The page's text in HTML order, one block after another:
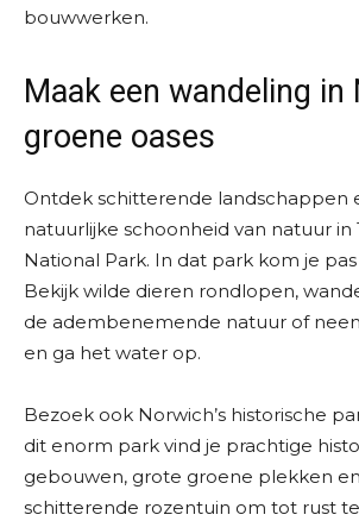
bouwwerken.
Maak een wandeling in
groene oases
Ontdek schitterende landschappen
natuurlijke schoonheid van natuur in
National Park. In dat park kom je
Bekijk wilde dieren rondlopen,
de adembenemende natuur of
en ga het water op.
Bezoek ook Norwich’s historische
dit enorm park vind je prachtige
gebouwen, grote groene plekken
schitterende rozentuin om tot rust